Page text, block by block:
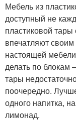
Мебель из
доступный не
пластиковой
впечатляют
настоящей
делать по блокам
тары
поочередно.
одного напитка,
лимонад.